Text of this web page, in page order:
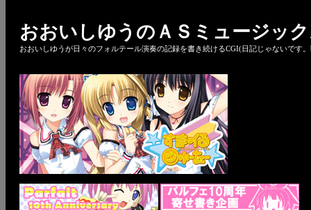
おおいしゆうのＡＳミュージッ
おおいしゆうが日々のフォルテール演奏の記録を書き続けるCGI(日記じゃないです